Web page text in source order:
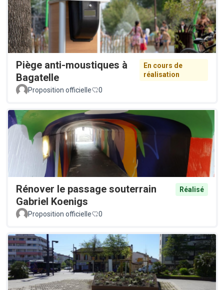
Piège anti-moustiques à
Bagatelle
En cours de
réalisation
Proposition officielle
0
Rénover le passage souterrain
Gabriel Koenigs
Réalisé
Proposition officielle 0